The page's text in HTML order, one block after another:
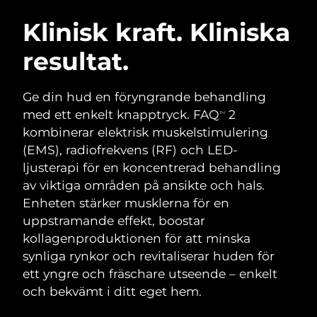
Klinisk kraft. Kliniska
resultat.
Ge din hud en föryngrande behandling
med ett enkelt knapptryck. FAQTM
2
kombinerar elektrisk muskelstimulering
(EMS), radiofrekvens (RF) och LED-
ljusterapi för en koncentrerad behandling
av viktiga områden på ansikte och hals.
Enheten stärker musklerna för en
uppstramande effekt, boostar
kollagenproduktionen för att minska
synliga rynkor och revitaliserar huden för
ett yngre och fräschare utseende – enkelt
och bekvämt i ditt eget hem.
LUNA™ 4-paket
Anti-aging massage
LUNA™ 4 Plus
Massage, LED heating
LUNA™ 4 Men
For men, anti-aging massage
BEAR™ 2-paket
Microcurrent toning
BEAR™ 2 go
Microcurrent toning on-the-go
BEAR™ 2 eyes & lips
Microcurrent line smoothing device
Återfuktning
UFO™ 3-paket
Deep facial hydration
UFO™ 3 LED
Near-infrared and red light therapy
device
Munvård
issa™ 4
Hybrid silicone sonic toothbrush
issa™ 4 plus
Smart hybrid silicone sonic toothbrush
FAQ™ ANTI-AGING-BEHANDLING
Anti-aging LED-behandlingar
NEW
Österrike Förväntad leverans
Bahrain
Belgien
Bermuda Förväntad leverans
Bosnien och
Hercegovina
Förväntad leverans ১৫/৮/২৬
Brunei Förväntad leverans
Bulgarien Förväntad leverans
Kanada Förväntad leverans১৬/৮/২৬